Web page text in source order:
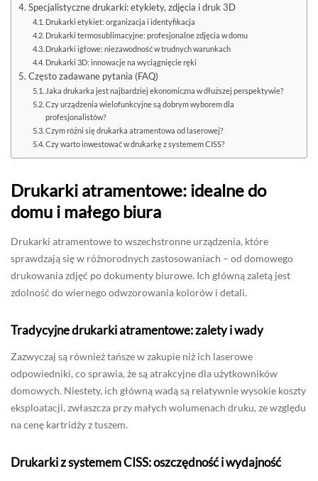
Specjalistyczne drukarki: etykiety, zdjęcia i druk 3D
Drukarki etykiet: organizacja i identyfikacja
Drukarki termosublimacyjne: profesjonalne zdjęcia w domu
Drukarki igłowe: niezawodność w trudnych warunkach
Drukarki 3D: innowacje na wyciągnięcie ręki
Często zadawane pytania (FAQ)
Jaka drukarka jest najbardziej ekonomiczna w dłuższej perspektywie?
Czy urządzenia wielofunkcyjne są dobrym wyborem dla
profesjonalistów?
Czym różni się drukarka atramentowa od laserowej?
Czy warto inwestować w drukarkę z systemem CISS?
Drukarki atramentowe: idealne do
domu i małego biura
Drukarki atramentowe to wszechstronne urządzenia, które
sprawdzają się w różnorodnych zastosowaniach – od domowego
drukowania zdjęć po dokumenty biurowe. Ich główną zaletą jest
zdolność do wiernego odwzorowania kolorów i detali.
Tradycyjne drukarki atramentowe: zalety i wady
Zazwyczaj są również tańsze w zakupie niż ich laserowe
odpowiedniki, co sprawia, że są atrakcyjne dla użytkowników
domowych. Niestety, ich główną wadą są relatywnie wysokie koszty
eksploatacji, zwłaszcza przy małych wolumenach druku, ze względu
na cenę kartridży z tuszem.
Drukarki z systemem CISS: oszczędność i wydajność